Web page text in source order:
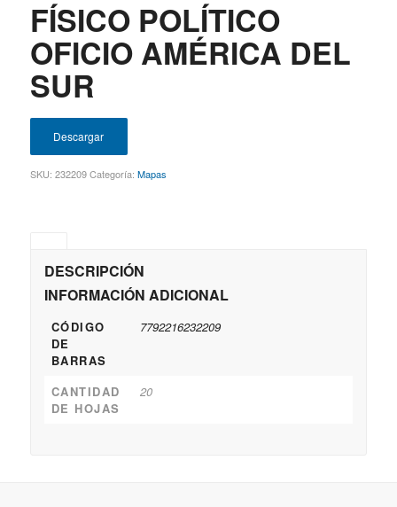
FÍSICO POLÍTICO
OFICIO AMÉRICA DEL
SUR
Descargar
SKU: 232209 Categoría: Mapas
DESCRIPCIÓN
INFORMACIÓN ADICIONAL
CÓDIGO
DE
BARRAS
7792216232209
CANTIDAD
DE HOJAS
20